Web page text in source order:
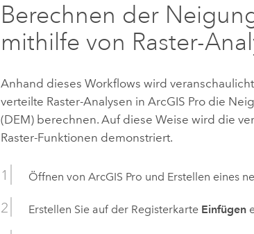
Berechnen der
mithilfe von Raster-
Anhand dieses Workflows wird
verteilte Raster-Analysen inArcGIS Pro die
(DEM) berechnen. Auf diese Weise wird die
Raster-Funktionen demonstriert.
Öffnen vonArcGIS Pro und Erstellen eines
Erstellen Sie auf der Registerkarte Einfügen